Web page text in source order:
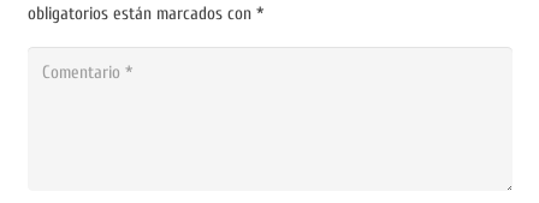
obligatorios están marcados con *